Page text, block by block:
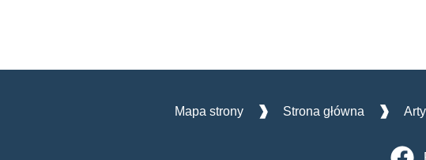
Mapa strony Strona główna